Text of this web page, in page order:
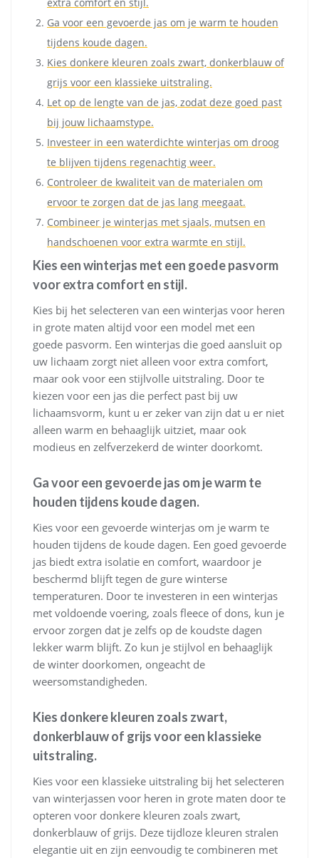
extra comfort en stijl.
Ga voor een gevoerde jas om je warm te houden
tijdens koude dagen.
Kies donkere kleuren zoals zwart, donkerblauw of
grijs voor een klassieke uitstraling.
Let op de lengte van de jas, zodat deze goed past
bij jouw lichaamstype.
Investeer in een waterdichte winterjas om droog
te blijven tijdens regenachtig weer.
Controleer de kwaliteit van de materialen om
ervoor te zorgen dat de jas lang meegaat.
Combineer je winterjas met sjaals, mutsen en
handschoenen voor extra warmte en stijl.
Kies een winterjas met een goede pasvorm
voor extra comfort en stijl.
Kies bij het selecteren van een winterjas voor heren
in grote maten altijd voor een model met een
goede pasvorm. Een winterjas die goed aansluit op
uw lichaam zorgt niet alleen voor extra comfort,
maar ook voor een stijlvolle uitstraling. Door te
kiezen voor een jas die perfect past bij uw
lichaamsvorm, kunt u er zeker van zijn dat u er niet
alleen warm en behaaglijk uitziet, maar ook
modieus en zelfverzekerd de winter doorkomt.
Ga voor een gevoerde jas om je warm te
houden tijdens koude dagen.
Kies voor een gevoerde winterjas om je warm te
houden tijdens de koude dagen. Een goed gevoerde
jas biedt extra isolatie en comfort, waardoor je
beschermd blijft tegen de gure winterse
temperaturen. Door te investeren in een winterjas
met voldoende voering, zoals fleece of dons, kun je
ervoor zorgen dat je zelfs op de koudste dagen
lekker warm blijft. Zo kun je stijlvol en behaaglijk
de winter doorkomen, ongeacht de
weersomstandigheden.
Kies donkere kleuren zoals zwart,
donkerblauw of grijs voor een klassieke
uitstraling.
Kies voor een klassieke uitstraling bij het selecteren
van winterjassen voor heren in grote maten door te
opteren voor donkere kleuren zoals zwart,
donkerblauw of grijs. Deze tijdloze kleuren stralen
elegantie uit en zijn eenvoudig te combineren met